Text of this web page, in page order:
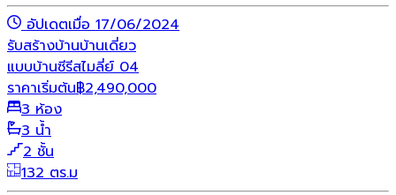
อัปเดตเมื่อ 17/06/2024
รับสร้างบ้านบ้านเดี่ยว
แบบบ้านซีรีสไมลี่ย์ 04
ราคาเริ่มต้น฿2,490,000
3 ห้อง
3 น้ำ
2 ชั้น
132 ตร.ม